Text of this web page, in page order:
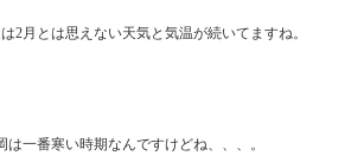
2月とは思えない天気と気温が続いてますね。
一番寒い時期なんですけどね、、、。